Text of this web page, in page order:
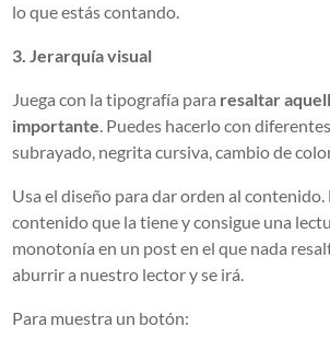
lo que estás contando.
3. Jerarquía visual
Juega con la tipografía para resaltar
importante. Puedes hacerlo con
subrayado, negrita cursiva, cambio de
Usa el diseño para dar orden al
contenido que la tiene y consigue una
monotonía en un post en el que nada
aburrir a nuestro lector y se irá.
Para muestra un botón: